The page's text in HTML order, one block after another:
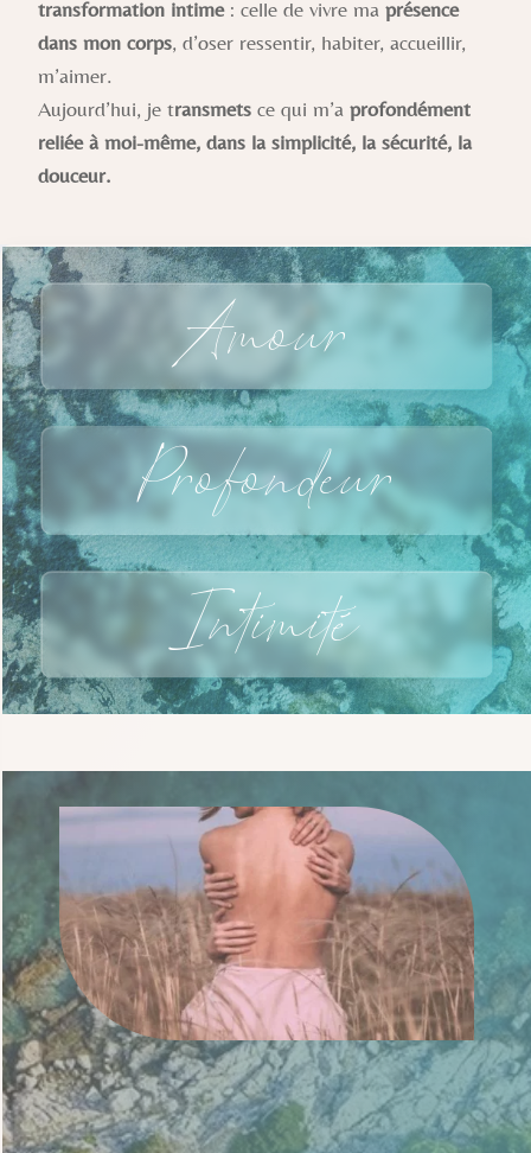
transformation intime: celle de vivre ma présence
dans mon corps, d’oser ressentir, habiter, accueillir,
m’aimer.
Aujourd’hui, je transmets ce qui m’a profondément
reliée à moi-même, dans la simplicité, la sécurité, la
douceur.
Amour
Profondeur
Intimité